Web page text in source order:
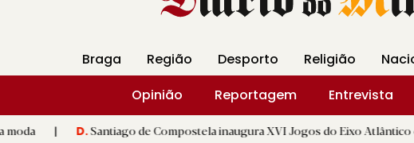
Braga Região Desporto Religião
Opinião
Reportagem Entrevista
D.Santiago de Compostela inaugura XVI Jogos do Eixo Atlântico com mais de